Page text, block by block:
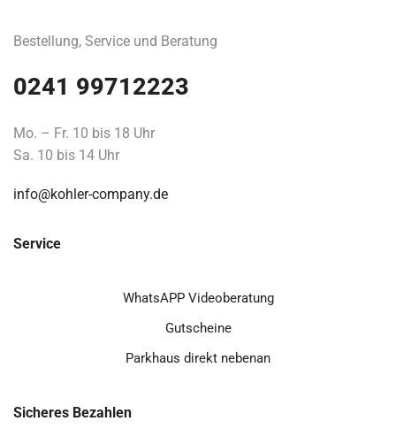
Bestellung, Service und Beratung
0241 99712223
Mo. – Fr. 10 bis 18 Uhr
Sa. 10 bis 14 Uhr
info@kohler-company.de
Service
WhatsAPP Videoberatung
Gutscheine
Parkhaus direkt nebenan
Sicheres Bezahlen